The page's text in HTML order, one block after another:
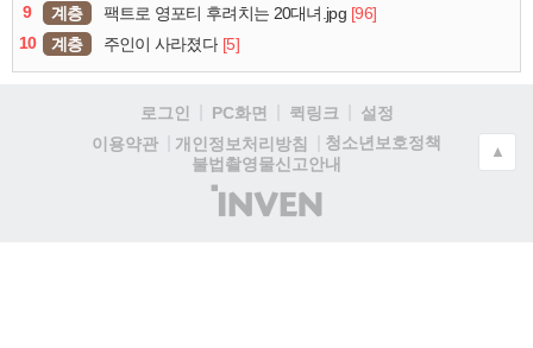
9
계층 팩트로 영포티 후려치는 20대녀.jpg [96]
10
계층 주인이 사라졌다 [5]
로그인 PC화면 퀵링크
설정
이용약관
개인정보처리방침
청소년보호정책
불법촬영물신고안내
(주)
인
▲